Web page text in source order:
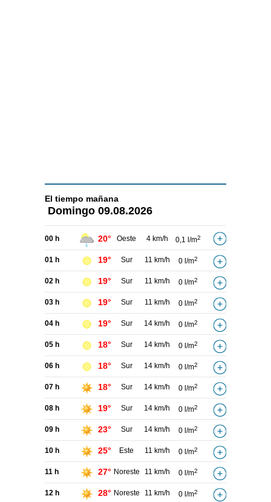
El tiempo mañana
Domingo 09.08.2026
00 h 20° Oeste 4 km/h 0,1 l/m2
01 h 19° Sur 11 km/h 0 l/m2
02 h 19° Sur 11 km/h 0 l/m2
03 h 19° Sur 11 km/h 0 l/m2
04 h 19° Sur 14 km/h 0 l/m2
05 h 18° Sur 14 km/h 0 l/m2
06 h 18° Sur 14 km/h 0 l/m2
07 h 18° Sur 14 km/h 0 l/m2
08 h 19° Sur 14 km/h 0 l/m2
09 h 23° Sur 14 km/h 0 l/m2
10 h 25° Este 11 km/h 0 l/m2
11 h 27° Noreste 11 km/h 0 l/m2
12 h 28° Noreste 11 km/h 0 l/m2